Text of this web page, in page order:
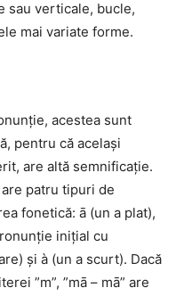
sau verticale, bucle,
mai variate forme.
acestea sunt
pentru că același
are altă semnificație.
are patru tipuri de
fonetică: ā (un a plat),
inițial cu
și à (un a scurt). Dacă
”m”, ”mā – mā” are